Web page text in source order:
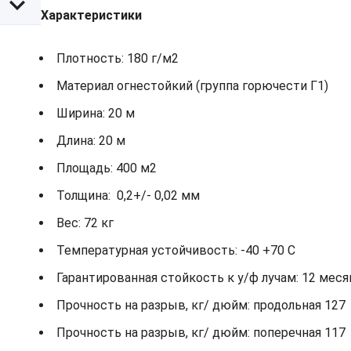
Характеристики
Плотность: 180 г/м2
Материал огнестойкий (группа горючести Г1)
Ширина: 20 м
Длина: 20 м
Площадь: 400 м2
Толщина: 0,2+/- 0,02 мм
Вес: 72 кг
Температурная устойчивость: -40 +70 С
Гарантированная стойкость к у/ф лучам: 12
Прочность на разрыв, кг/ дюйм: продольная 127
Прочность на разрыв, кг/ дюйм: поперечная 117